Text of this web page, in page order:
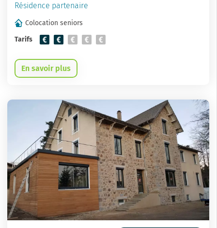
Résidence partenaire
Colocation seniors
Tarifs
En savoir plus